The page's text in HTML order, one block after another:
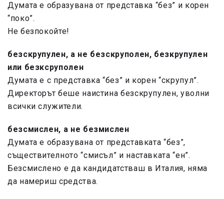
Думата е образувана от представка “без” и корен
“поко”.
Не безпокойте!
безскрупулен, а не безскруполен, безкрупулен
или безксруполен
Думата е с представка “без” и корен “скрупул”.
Директорът беше наистина безскрупулен, уволни
всички служители.
безсмислен, а не безмислен
Думата е образувана от представката “без”,
съществителното “смисъл” и наставката “ен”.
Безсмислено е да кандидатстваш в Италия, няма
да намериш средства.